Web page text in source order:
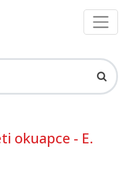
okuapce - E.